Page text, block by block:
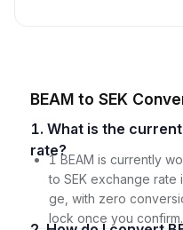
BEAM to SEK
1. What is the current BEAM to SEK exchange
rate?
1 BEAM is currently
to SEK exchange rate
ge, with zero
lock once you confirm.